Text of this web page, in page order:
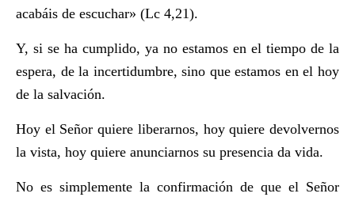
acabáis de escuchar» (Lc 4,21).
Y, si se ha cumplido, ya no estamos en el tiempo de la
espera, de la incertidumbre, sino que estamos en el hoy
de la salvación.
Hoy el Señor quiere liberarnos, hoy quiere devolvernos
la vista, hoy quiere anunciarnos su presencia da vida.
No es simplemente la confirmación de que el Señor